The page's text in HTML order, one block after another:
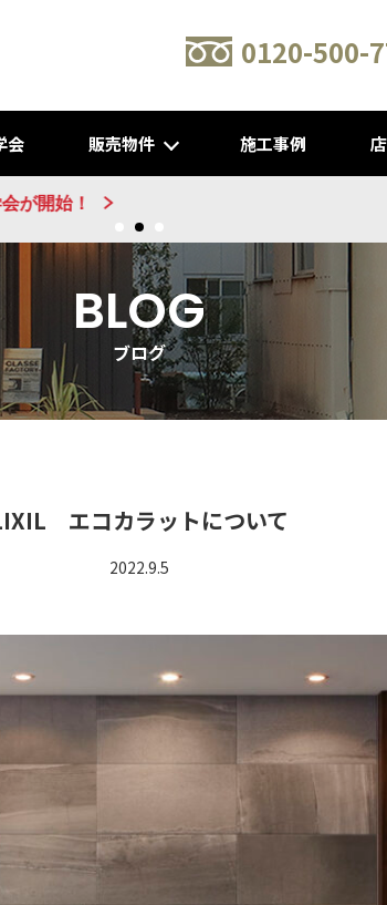
0120-500-
会 販売物件 施工事例
新建売物件 販売開始！@城陽
BLOG
ブログ
エコカラットについて
2022.9.5